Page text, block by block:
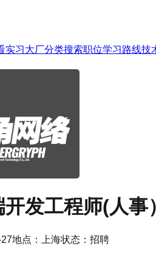
实习大厂分类搜索职位学习路线技
发工程师(人事）
地点： 上海状态： 招聘